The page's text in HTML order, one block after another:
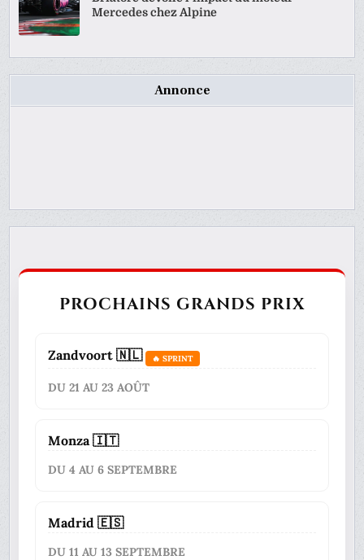
Mercedes chez Alpine
Annonce
PROCHAINS GRANDS PRIX
Zandvoort 🇳🇱 🔥 SPRINT
DU 21 AU 23 AOÛT
Monza 🇮🇹
DU 4 AU 6 SEPTEMBRE
Madrid 🇪🇸
DU 11 AU 13 SEPTEMBRE